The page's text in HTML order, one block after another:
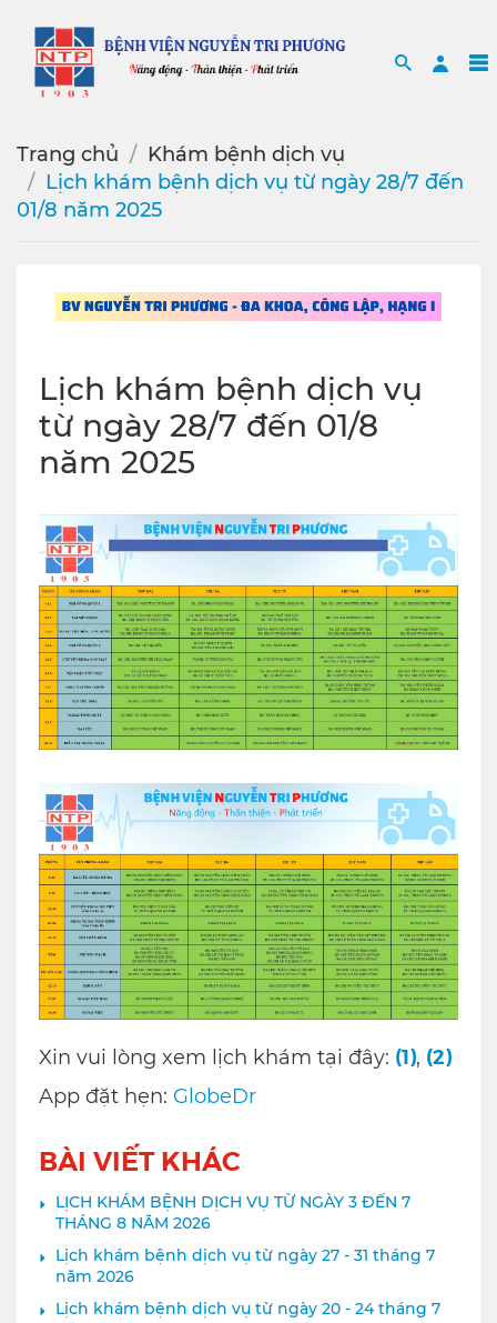
Search
Trang chủ
Khám bệnh dịch vụ
Lịch khám bệnh dịch vụ từ ngày 28/7 đến
01/8 năm 2025
Lịch khám bệnh dịch vụ
từ ngày 28/7 đến 01/8
năm 2025
Xin vui lòng xem lịch khám tại đây: (1), (2)
App đặt hẹn: GlobeDr
BÀI VIẾT KHÁC
LỊCH KHÁM BỆNH DỊCH VỤ TỪ NGÀY 3 ĐẾN 7
THÁNG 8 NĂM 2026
Lịch khám bệnh dịch vụ từ ngày 27 - 31 tháng 7
năm 2026
Lịch khám bệnh dịch vụ từ ngày 20 - 24 tháng 7